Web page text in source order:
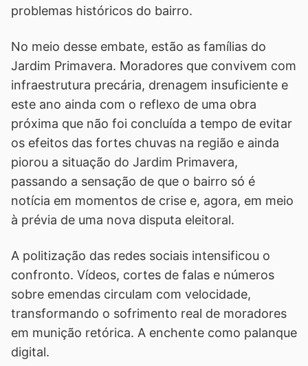
problemas históricos do bairro.
No meio desse embate, estão as famílias do
Jardim Primavera. Moradores que convivem com
infraestrutura precária, drenagem insuficiente e
este ano ainda com o reflexo de uma obra
próxima que não foi concluída a tempo de evitar
os efeitos das fortes chuvas na região e ainda
piorou a situação do Jardim Primavera,
passando a sensação de que o bairro só é
notícia em momentos de crise e, agora, em meio
à prévia de uma nova disputa eleitoral.
A politização das redes sociais intensificou o
confronto. Vídeos, cortes de falas e números
sobre emendas circulam com velocidade,
transformando o sofrimento real de moradores
em munição retórica. A enchente como palanque
digital.